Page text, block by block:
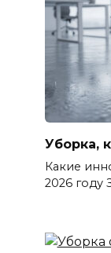
Уборка,
Какие
2026 году